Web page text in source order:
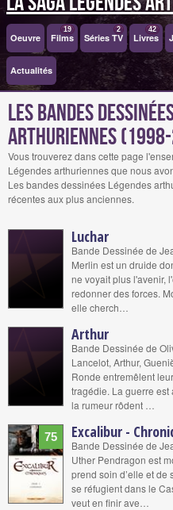
Oeuvre Films
19
Séries TV
2
Livres
42
Actualités
Les bandes
arthuriennes
Vous trouverez dans cette page
Légendes arthuriennes que nous
Les bandes dessinées Légendes
récentes aux plus anciennes.
Luchar
Bande Dessinée de
Merlin est un druide
ne voyait plus l'avenir,
redonner des forces.
elle cherch…
Arthur
Bande Dessinée de
Lancelot, Arthur,
Ronde entremêlent
tragédie. La guerre
la rumeur rôdent …
75 Excalibur -
Bande Dessinée de
Uther Pendragon est
prend soin d’elle et
se réfugient dans le
veut en finir ave…